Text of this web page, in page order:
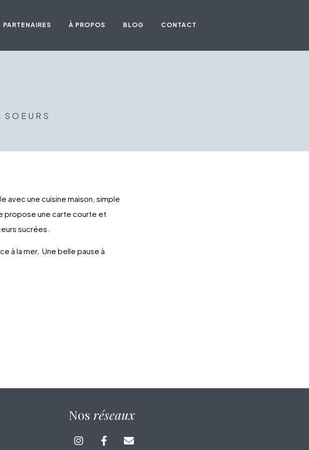
PARTENAIRES À PROPOS BLOG CONTACT
avec une cuisine maison, simple
propose une carte courte et
sucrées.
à la mer, Une belle pause à
Nos réseaux